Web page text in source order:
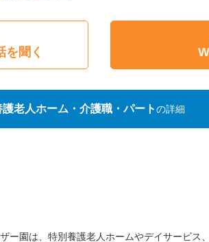
を聞く
護老人ホーム・介護職・パートの詳細
ー園は、特別養護老人ホームやデイサービス